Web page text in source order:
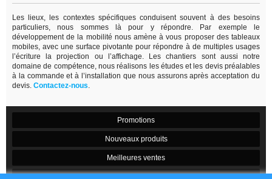
Les lieux, les contextes spécifiques conduisent souvent à des besoins
particuliers, nous sommes là pour y répondre. Par exemple le
développement de la mobilité nous amène à vous proposer des tableaux
mobiles, avec une surface pivotante pour répondre à de multiples usages
l’écriture la projection ou l’affichage. Les chantiers sont aussi notre
domaine de compétence, nous réalisons les études et les devis préalables
à la commande et à l’installation que nous assurons après acceptation du
devis. Contactez-nous.
Promotions
Nouveaux produits
Meilleures ventes